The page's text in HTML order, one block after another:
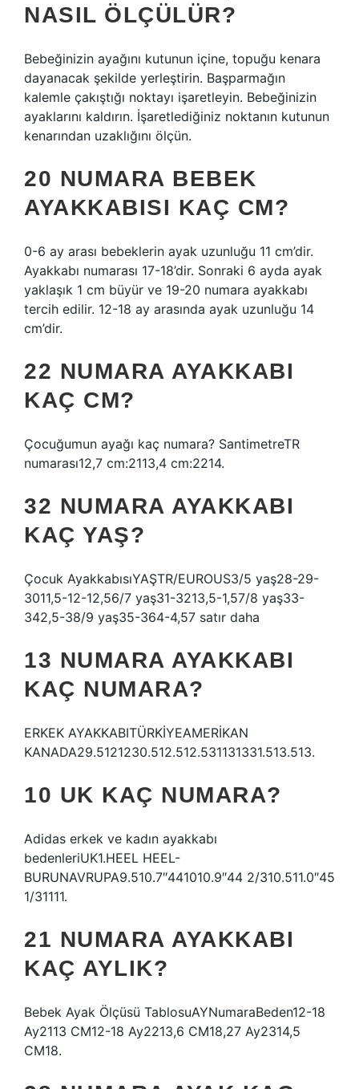
NASIL ÖLÇÜLÜR?
Bebeğinizin ayağını kutunun içine, topuğu kenara
dayanacak şekilde yerleştirin. Başparmağın
kalemle çakıştığı noktayı işaretleyin. Bebeğinizin
ayaklarını kaldırın. İşaretlediğiniz noktanın kutunun
kenarından uzaklığını ölçün.
20 NUMARA BEBEK
AYAKKABISI KAÇ CM?
0-6 ay arası bebeklerin ayak uzunluğu 11 cm’dir.
Ayakkabı numarası 17-18’dir. Sonraki 6 ayda ayak
yaklaşık 1 cm büyür ve 19-20 numara ayakkabı
tercih edilir. 12-18 ay arasında ayak uzunluğu 14
cm’dir.
22 NUMARA AYAKKABI
KAÇ CM?
Çocuğumun ayağı kaç numara? SantimetreTR
numarası12,7 cm:2113,4 cm:2214.
32 NUMARA AYAKKABI
KAÇ YAŞ?
Çocuk AyakkabısıYAŞTR/EUROUS3/5 yaş28-29-
3011,5-12-12,56/7 yaş31-3213,5-1,57/8 yaş33-
342,5-38/9 yaş35-364-4,57 satır daha
13 NUMARA AYAKKABI
KAÇ NUMARA?
ERKEK AYAKKABITÜRKİYEAMERİKAN
KANADA29.5121230.512.512.531131331.513.513.
10 UK KAÇ NUMARA?
Adidas erkek ve kadın ayakkabı
bedenleriUK1.HEEL HEEL-
BURUNAVRUPA9.510.7″441010.9″44 2/310.511.0″45
1/31111.
21 NUMARA AYAKKABI
KAÇ AYLIK?
Bebek Ayak Ölçüsü TablosuAYNumaraBeden12-18
Ay2113 CM12-18 Ay2213,6 CM18,27 Ay2314,5
CM18.